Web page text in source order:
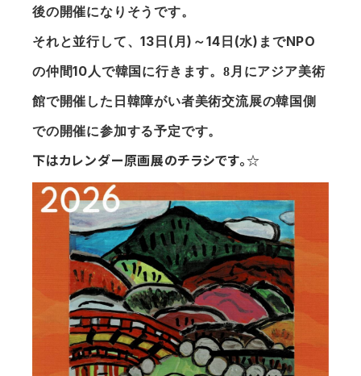
後の開催になりそうです。
それと並行して、13 日 ( 月) ～14 日 (水) までNPO
の仲間10 人で韓国に行きます。8 月にアジア美術
館で開催した日韓障がい者美術交流展の韓国側
での開催に参加する予定です。
下はカレンダー原画展のチラシです。☆